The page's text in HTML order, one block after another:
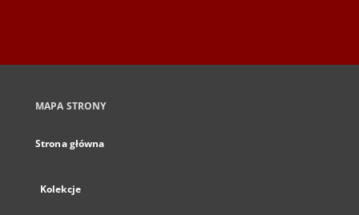
MAPA STRONY
Strona główna
Kolekcje